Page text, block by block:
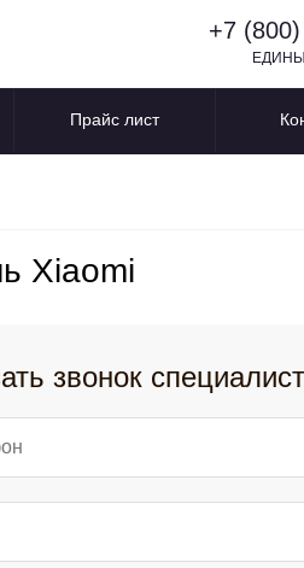
+7
Прайс лист
Xiaomi
звонок